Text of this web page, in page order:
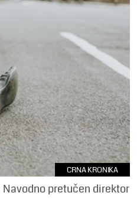
CRNA KRONIKA
pretučen direktor